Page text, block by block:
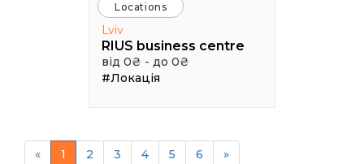
Locations
Lviv
RIUS business centre
від 0₴ - до 0₴
#Локація
« 1 2 3 4 5 6 »